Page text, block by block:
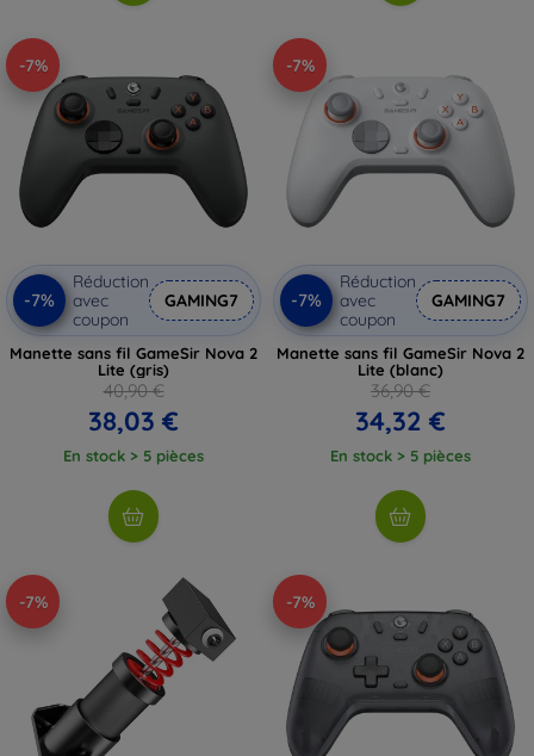
-7%
-7%
Réduction
avec
coupon
GAMING7
Manette sans fil GameSir Nova 2
Lite (gris)
40,90 €
38,03 €
En stock > 5 pièces
-7%
-7%
Réduction
avec
coupon
GAMING7
Manette sans fil GameSir Nova 2
Lite (blanc)
36,90 €
34,32 €
En stock > 5 pièces
-7% -7%